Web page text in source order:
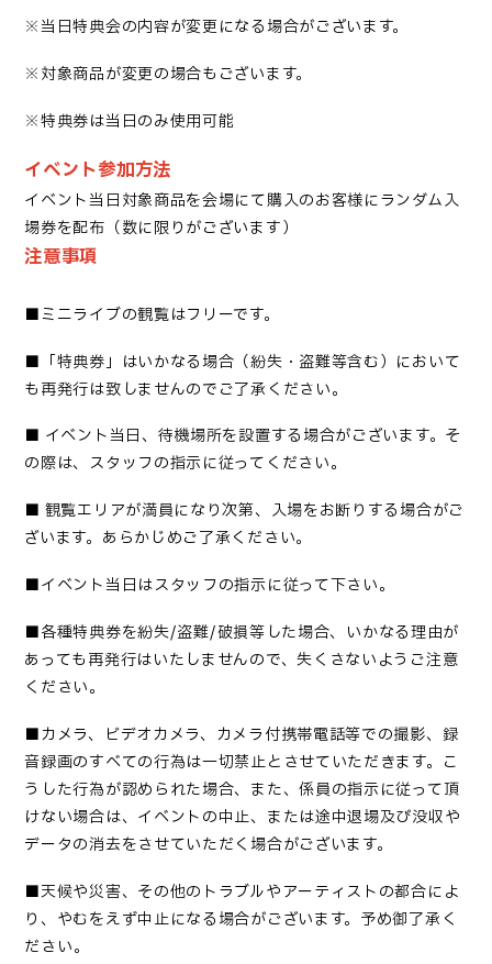
※当日特典会の内容が変更になる場合がございます。
※対象商品が変更の場合もございます。
※特典券は当日のみ使用可能
イベント参加方法
イベント当日対象商品を会場にて購入のお客様にランダム入
場券を配布（数に限りがございます）
注意事項
■ミニライブの観覧はフリーです。
■「特典券」はいかなる場合（紛失・盗難等含む）において
も再発行は致しませんのでご了承ください。
■ イベント当日、待機場所を設置する場合がございます。そ
の際は、スタッフの指示に従ってください。
■ 観覧エリアが満員になり次第、入場をお断りする場合がご
ざいます。あらかじめご了承ください。
■イベント当日はスタッフの指示に従って下さい。
■各種特典券を紛失/盗難/破損等した場合、いかなる理由が
あっても再発行はいたしませんので、失くさないようご注意
ください。
■カメラ、ビデオカメラ、カメラ付携帯電話等での撮影、録
音録画のすべての行為は一切禁止とさせていただきます。こ
うした行為が認められた場合、また、係員の指示に従って頂
けない場合は、イベントの中止、または途中退場及び没収や
データの消去をさせていただく場合がございます。
■天候や災害、その他のトラブルやアーティストの都合によ
り、やむをえず中止になる場合がございます。予め御了承く
ださい。